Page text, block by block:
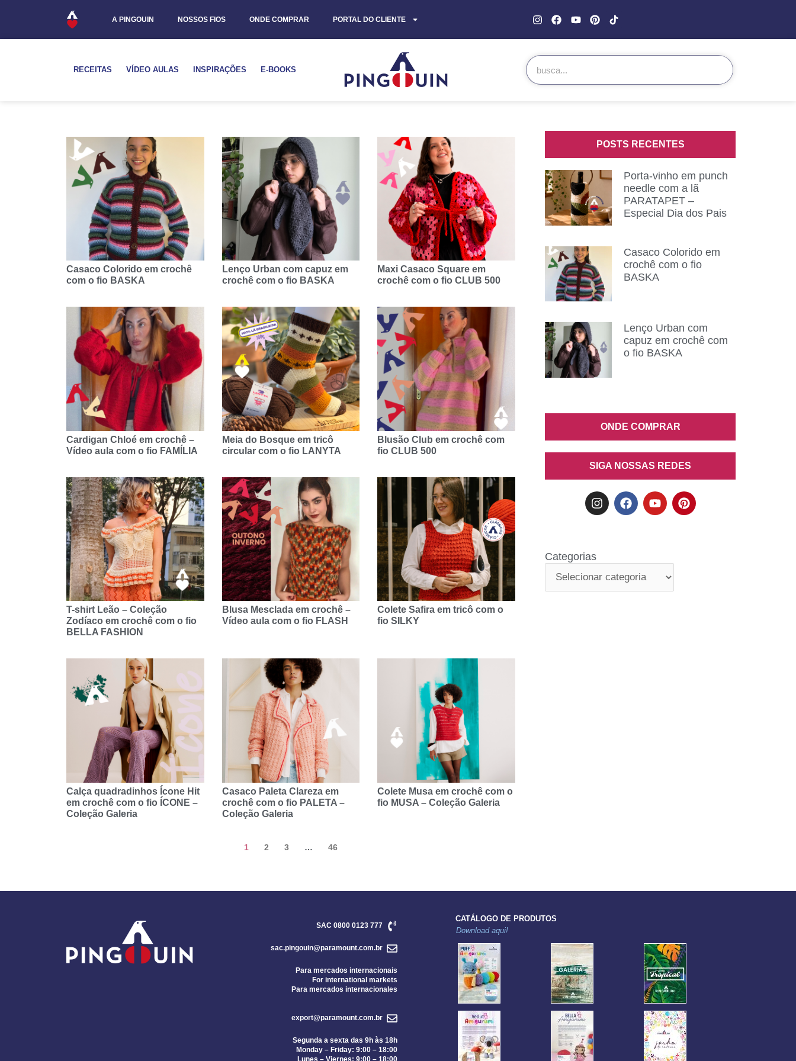
A PINGOUIN NOSSOS FIOS ONDE COMPRAR PORTAL DO CLIENTE
RECEITAS VÍDEO AULAS INSPIRAÇÕES E-BOOKS
Casaco Colorido em crochê
com o fio BASKA
Lenço Urban com capuz em
crochê com o fio BASKA
Maxi Casaco Square em
crochê com o fio CLUB 500
Cardigan Chloé em crochê –
Vídeo aula com o fio FAMÍLIA
Meia do Bosque em tricô
circular com o fio LANYTA
Blusão Club em crochê com
fio CLUB 500
T-shirt Leão – Coleção
Zodíaco em crochê com o fio
BELLA FASHION
Blusa Mesclada em crochê –
Vídeo aula com o fio FLASH
Colete Safira em tricô com o
fio SILKY
Calça quadradinhos Ícone Hit
em crochê com o fio ÍCONE –
Coleção Galeria
Casaco Paleta Clareza em
crochê com o fio PALETA –
Coleção Galeria
Colete Musa em crochê com o
fio MUSA – Coleção Galeria
1 2 3 … 46
POSTS RECENTES
Porta-vinho em punch
needle com a lã
PARATAPET –
Especial Dia dos Pais
Casaco Colorido em
crochê com o fio
BASKA
Lenço Urban com
capuz em crochê com
o fio BASKA
ONDE COMPRAR
SIGA NOSSAS REDES
Categorias
SAC 0800 0123 777
sac.pingouin@paramount.com.br
Para mercados internacionais
For international markets
Para mercados internacionales
export@paramount.com.br
Segunda a sexta das 9h às 18h
Monday – Friday: 9:00 – 18:00
Lunes – Viernes: 9:00 – 18:00
CATÁLOGO DE PRODUTOS
Download aqui!